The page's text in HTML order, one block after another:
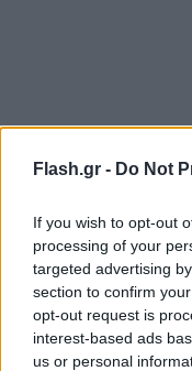
Flash.gr - Do Not
If you wish to opt-out
processing of your
targeted advertising
section to confirm
opt-out request is
interest-based ads
us or personal
Συνεχείς οι
της Ρωσίας
Τα συστήματα
καταρρίψει από
εναέρια οχήματα
Μόσχα, μετέδωσε
πρακτορείο